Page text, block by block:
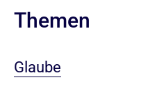
Themen
Glaube